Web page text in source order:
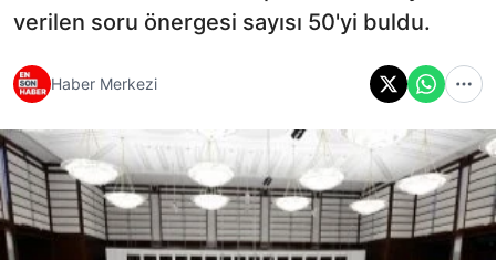
verilen soru önergesi sayısı 50'yi buldu.
Haber Merkezi